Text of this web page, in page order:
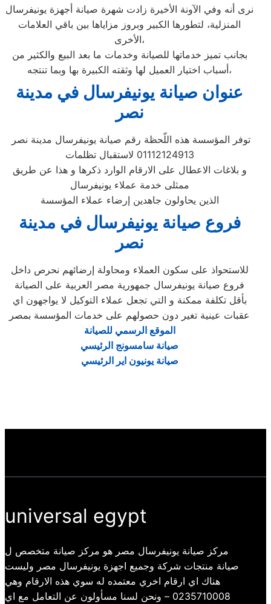
نرى أنه وفي الآونة الأخيرة زادت شهرة صيانة أجهزة يونيفرسال
المنزلية، لتطورها الكبير وبروز مزاياها بين باقي العلامات
الأخرى،
بجانب تميز خدماتها للصيانة وخدمات ما بعد البيع والكثير من
أسباب اختيار العميل لها وثقته الكبيرة بها وبما تنتجه،
عنوان صيانة يونيفرسال في مدينة
نصر
توفر المؤسسة هذه اللّحظة رقم صيانة يونيفرسال مدينة نصر
01112124913 لاستقبال تظلمات
و بلاغات الاعطال على الارقام الوارد ذكرها و هذا عن طريق
ممثلى خدمة عملاء يونيفرسال
الذين يحاولون جاهدين إرضاء عملاء المؤسسة
فروع صيانة يونيفرسال في مدينة
نصر
للاستحواذ على سكون العملاء ومحاولة إرضائهم نحرص داخل
فروع صيانة يونيفرسال جمهورية مصر العربية على الصيانة
بأقل تكلفة ممكنة و التي تجعل عملاء التوكيل لا يواجهون اي
عقبات عينية تغير دون حصولهم على خدمات المؤسسة بمصر
الموقع الرسمي للصيانة
صيانة سامسونج الرئيسي
صيانة يونيون اير الرئيسي
universal egypt
مركز صيانة يونيفرسال مصر هو مركز صيانة متخصص ل
صيانة منتجات شركة وجميع اجهزة يونيفرسال مصر وليست
هناك اي ارقام اخري معتمده له سوي هذه الارقام وهي
0235710008 – ونحن لسنا مسأولون عن التعامل مع اي